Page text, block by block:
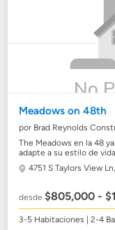
Meadows on 48th
por Brad Reynolds
The Meadows en la 48
adapte a su estilo de
4751 S Taylors View
desde$805,000 -
3-5 Habitaciones | 2-4